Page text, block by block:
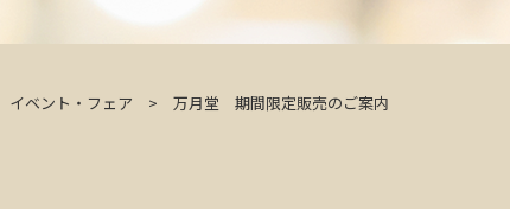
イベント・フェア 万月堂 期間限定販売のご案内